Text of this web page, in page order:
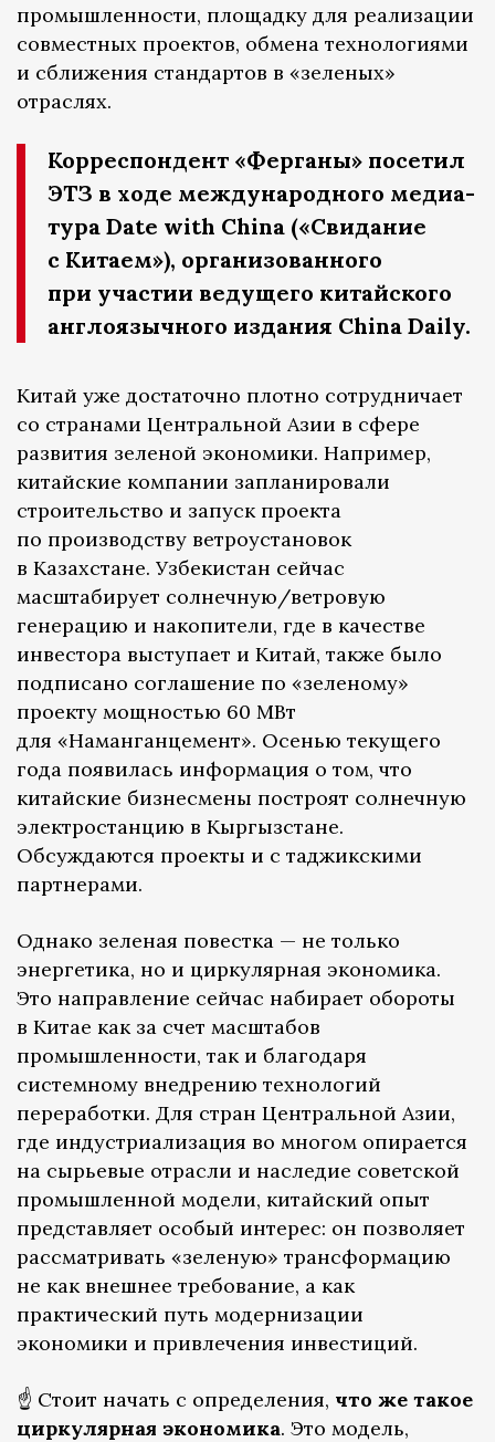
промышленности, площадку для реализации
совместных проектов, обмена технологиями
и сближения стандартов в «зеленых»
отраслях.
Корреспондент «Ферганы» посетил
ЭТЗ в ходе международного медиа-
тура Date with China («Свидание
с Китаем»), организованного
при участии ведущего китайского
англоязычного издания China Daily.
Китай уже достаточно плотно сотрудничает
со странами Центральной Азии в сфере
развития зеленой экономики. Например,
китайские компании запланировали
строительство и запуск проекта
по производству ветроустановок
в Казахстане. Узбекистан сейчас
масштабирует солнечную/ветровую
генерацию и накопители, где в качестве
инвестора выступает и Китай, также было
подписано соглашение по «зеленому»
проекту мощностью 60 МВт
для «Наманганцемент». Осенью текущего
года появилась информация о том, что
китайские бизнесмены построят солнечную
электростанцию в Кыргызстане.
Обсуждаются проекты и с таджикскими
партнерами.
Однако зеленая повестка — не только
энергетика, но и циркулярная экономика.
Это направление сейчас набирает обороты
в Китае как за счет масштабов
промышленности, так и благодаря
системному внедрению технологий
переработки. Для стран Центральной Азии,
где индустриализация во многом опирается
на сырьевые отрасли и наследие советской
промышленной модели, китайский опыт
представляет особый интерес: он позволяет
рассматривать «зеленую» трансформацию
не как внешнее требование, а как
практический путь модернизации
экономики и привлечения инвестиций.
☝️ Стоит начать с определения, что же такое
циркулярная экономика. Это модель,